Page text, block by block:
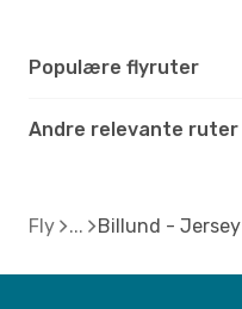
Populære flyruter
Andre relevante ruter
Fly Billund - Jersey